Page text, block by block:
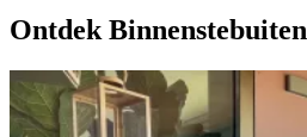
Ontdek Binnenstebuiten